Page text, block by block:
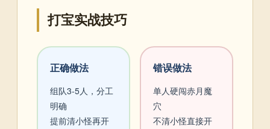
打宝实战技巧
正确做法
组队3-5人，分工
明确
提前清小怪再开
错误做法
单人硬闯赤月魔
穴
不清小怪直接开